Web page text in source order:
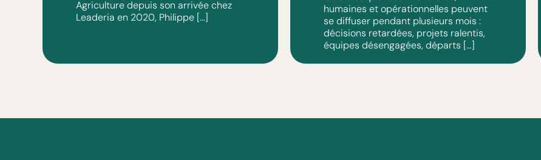
Agriculture depuis son arrivée chez
Leaderia en 2020, Philippe […]
humaines et opérationnelles peuvent
se diffuser pendant plusieurs mois :
décisions retardées, projets ralentis,
équipes désengagées, départs […]